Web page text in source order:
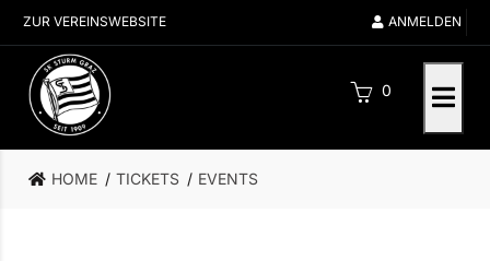
ZUR VEREINSWEBSITE ANMELDEN
0
HOME TICKETS EVENTS